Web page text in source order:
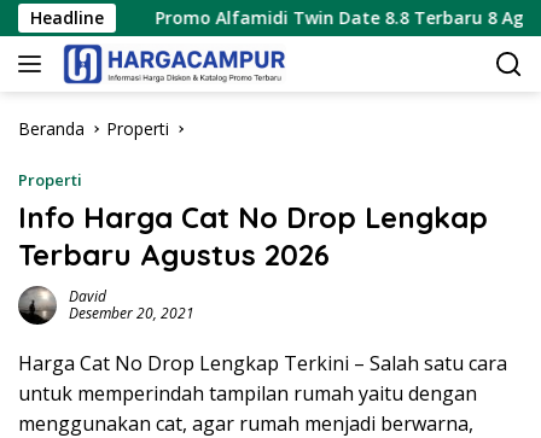
Langsung
ke
konten
HeadlinePromo Alfamidi Twin Date 8.8 Terbaru 8 Agustus 2026
Beranda Properti
Properti
Info Harga Cat No Drop Lengkap
Terbaru Agustus 2026
David
Desember 20, 2021
Harga Cat No Drop Lengkap Terkini – Salah satu cara
untuk memperindah tampilan rumah yaitu dengan
menggunakan cat, agar rumah menjadi berwarna,